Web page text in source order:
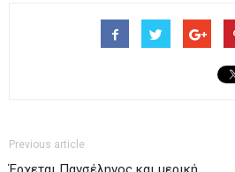
Previous article